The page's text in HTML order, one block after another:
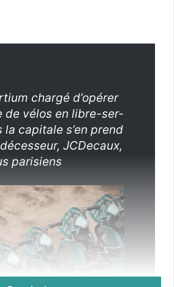
chargé d’opérer
de vélos en libre-ser­
la cap­i­tale s’en prend
JCDe­caux,
parisiens